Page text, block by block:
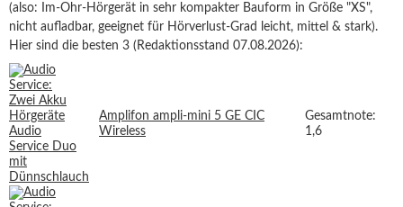
(also: Im-Ohr-Hörgerät in sehr kompakter Bauform in Größe "XS",
nicht aufladbar, geeignet für Hörverlust-Grad leicht, mittel & stark).
Hier sind die besten 3 (Redaktionsstand 07.08.2026):
Amplifon ampli-mini 5 GE CIC
Wireless
Gesamtnote:
1,6